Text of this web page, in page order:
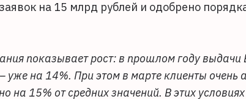
на 15 млрд рублей и одобрено
показывает рост: в прошлом году выдачи
уже на 14%. При этом в марте клиенты очень
на 15% от средних значений. В этих